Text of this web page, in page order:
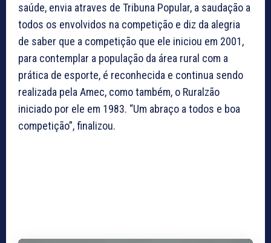
saúde, envia atraves de Tribuna Popular, a saudação a
todos os envolvidos na competição e diz da alegria
de saber que a competição que ele iniciou em 2001,
para contemplar a população da área rural com a
prática de esporte, é reconhecida e continua sendo
realizada pela Amec, como também, o Ruralzão
iniciado por ele em 1983. “Um abraço a todos e boa
competição”, finalizou.